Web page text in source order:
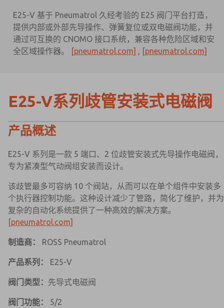
E25-V 基于 Pneumatrol 久经考验的 E25 阀门平台打造，
提供内部或外部先导操作、弹簧复位或双电磁阀功能，并
通过可互换的 CNOMO 接口系统，兼容各种危险区域和安
全区域操作器。
[pneumatrol.com] , [pneumatrol.com]
E25-V系列歧管安装式电磁阀
产品概述
E25-V 系列是一款 5 端口、2 位歧管安装式先导操作电磁阀，
专为紧凑型气动阀组安装而设计。
该歧管最多可容纳 10 个阀站，从而可以在单个组件中安装多
个执行器控制功能。这种设计减少了管路，简化了维护，并为
复杂的自动化系统提供了一种高效的解决方案。
[pneumatrol.com]
制造商： ROSS Pneumatrol
产品系列： E25-V
阀门类型： 先导式电磁阀
阀门功能： 5/2